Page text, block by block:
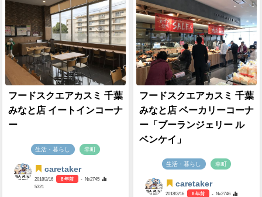
フードスクエアカスミ 千葉
みなと店 イートインコーナ
ー
生活・暮らし 幸町
caretaker
2018/2/16 8 年前
- №2745
5321
フードスクエアカスミ 千葉
みなと店 ベーカリーコーナ
ー「ブーランジェリー ル
ベンケイ」
生活・暮らし 幸町
caretaker
2018/2/16 8 年前
- №2746